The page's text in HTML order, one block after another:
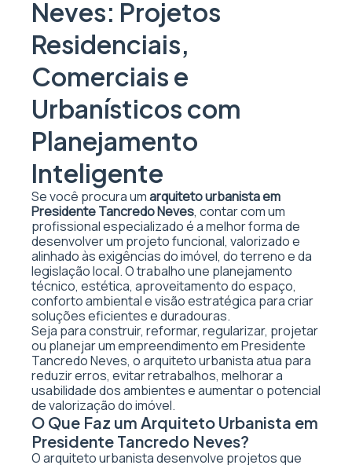
Neves: Projetos
Residenciais,
Comerciais e
Urbanísticos com
Planejamento
Inteligente
Se você procura umarquiteto urbanista em
Presidente Tancredo Neves, contar com um
profissional especializado é a melhor forma de
desenvolver um projeto funcional, valorizado e
alinhado às exigências do imóvel, do terreno e da
legislação local. O trabalho une planejamento
técnico, estética, aproveitamento do espaço,
conforto ambiental e visão estratégica para criar
soluções eficientes e duradouras.
Seja para construir, reformar, regularizar, projetar
ou planejar um empreendimento em Presidente
Tancredo Neves, o arquiteto urbanista atua para
reduzir erros, evitar retrabalhos, melhorar a
usabilidade dos ambientes e aumentar o potencial
de valorização do imóvel.
O Que Faz um Arquiteto Urbanista em
Presidente Tancredo Neves?
O arquiteto urbanista desenvolve projetos que